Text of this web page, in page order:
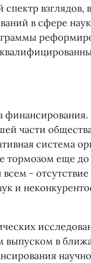
в сфере
части
система
тормозом еще
всем -
и
выпуском в